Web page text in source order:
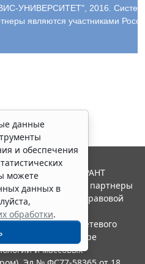
УНИВЕРСИТЕТ", 2016. Система
являются участниками
данные
и обеспечения
можете
данных в
обработки.
2026. Система ГАРАНТ
"Гарант" и ее партнеры
ассоциации правовой
в качестве сетевого
по надзору в сфере
и массовых